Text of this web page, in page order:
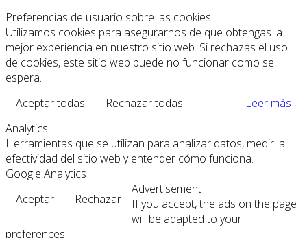
Preferencias de usuario sobre las cookies
Utilizamos cookies para asegurarnos de que obtengas la
mejor experiencia en nuestro sitio web. Si rechazas el uso
de cookies, este sitio web puede no funcionar como se
espera.
Aceptar todas
Rechazar todas
Leer más
Analytics
Herramientas que se utilizan para analizar datos, medir la
efectividad del sitio web y entender cómo funciona.
Google Analytics
Aceptar
Rechazar
Advertisement
If you accept, the ads on the page
will be adapted to your
preferences.